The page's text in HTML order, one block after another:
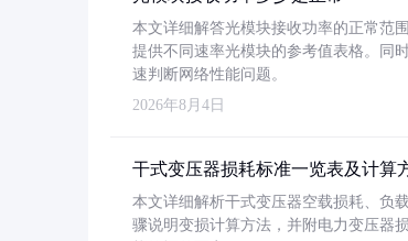
本文详细解答光模块接收功率的正常范
提供不同速率光模块的参考值表格。同
速判断网络性能问题。
2026年8月4日
干式变压器损耗标准一览表及计算
本文详细解析干式变压器空载损耗、负
骤说明变损计算方法，并附电力变压器